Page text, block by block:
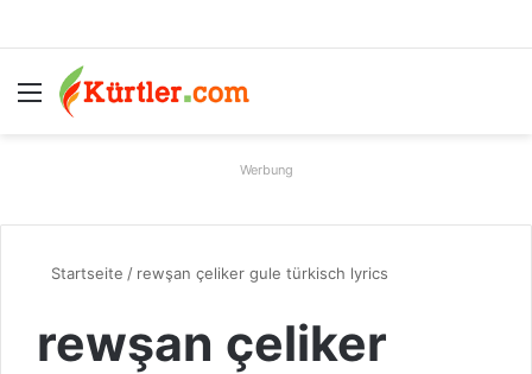
Menü
Werbung
Startseite / rewşan çeliker gule türkisch lyrics
rewşan çeliker